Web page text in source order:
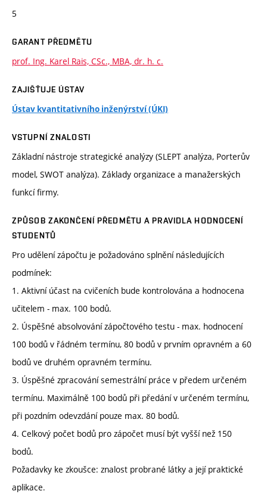
5
GARANT PŘEDMĚTU
prof. Ing. Karel Rais, CSc., MBA, dr. h. c.
ZAJIŠŤUJE ÚSTAV
Ústav kvantitativního inženýrství (ÚKI)
VSTUPNÍ ZNALOSTI
Základní nástroje strategické analýzy (SLEPT analýza, Porterův
model, SWOT analýza). Základy organizace a manažerských
funkcí firmy.
ZPŮSOB ZAKONČENÍ PŘEDMĚTU A PRAVIDLA HODNOCENÍ
STUDENTŮ
Pro udělení zápočtu je požadováno splnění následujících
podmínek:
1. Aktivní účast na cvičeních bude kontrolována a hodnocena
učitelem - max. 100 bodů.
2. Úspěšné absolvování zápočtového testu - max. hodnocení
100 bodů v řádném termínu, 80 bodů v prvním opravném a 60
bodů ve druhém opravném termínu.
3. Úspěšné zpracování semestrální práce v předem určeném
termínu. Maximálně 100 bodů při předání v určeném termínu,
při pozdním odevzdání pouze max. 80 bodů.
4. Celkový počet bodů pro zápočet musí být vyšší než 150
bodů.
Požadavky ke zkoušce: znalost probrané látky a její praktické
aplikace.